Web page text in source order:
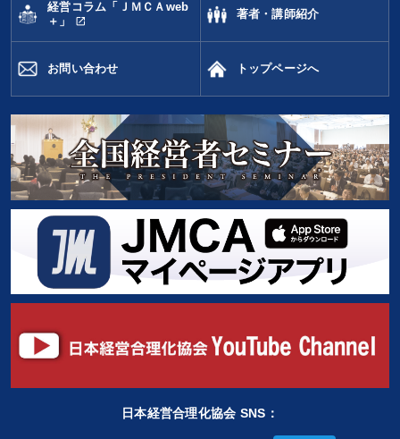
経営コラム「ＪＭＣＡweb
＋」
open_in_new
著者・講師紹介
お問い合わせ トップページへ
日本経営合理化協会 SNS：